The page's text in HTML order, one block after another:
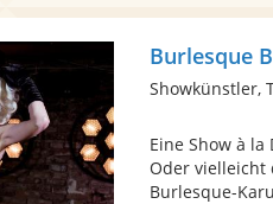
Burlesque
Showkünstler,
Eine Show à
Oder vielleicht
Burlesque-